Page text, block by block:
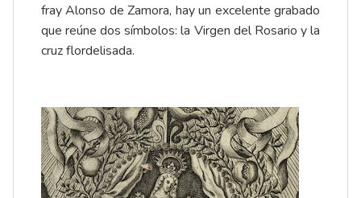
fray Alonso de Zamora, hay un excelente grabado
que reúne dos símbolos: la Virgen del Rosario y la
cruz flordelisada.